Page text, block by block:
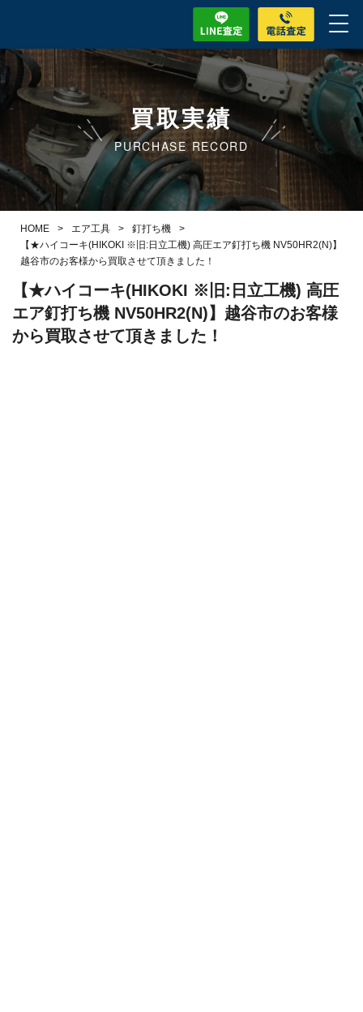
買取実績
PURCHASE RECORD
HOME > エア工具 > 釘打ち機
>
【★ハイコーキ(HIKOKI ※旧:日立工機) 高圧エア釘打ち機 NV50HR2(N)】
越谷市のお客様から買取させて頂きました！
【★ハイコーキ(HIKOKI ※旧:日立工機) 高圧
エア釘打ち機 NV50HR2(N)】越谷市のお客様
から買取させて頂きました！